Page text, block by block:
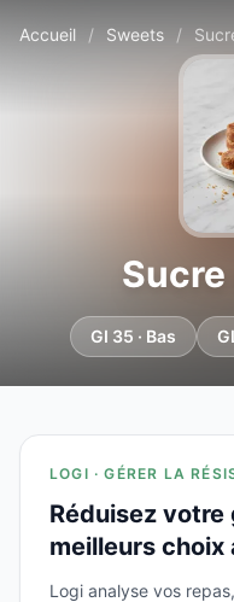
Accueil / Sweets / Sucre de
GI 35 · Bas
LOGI · GÉRER LA
Réduisez
meilleurs choix
Logi analyse vos